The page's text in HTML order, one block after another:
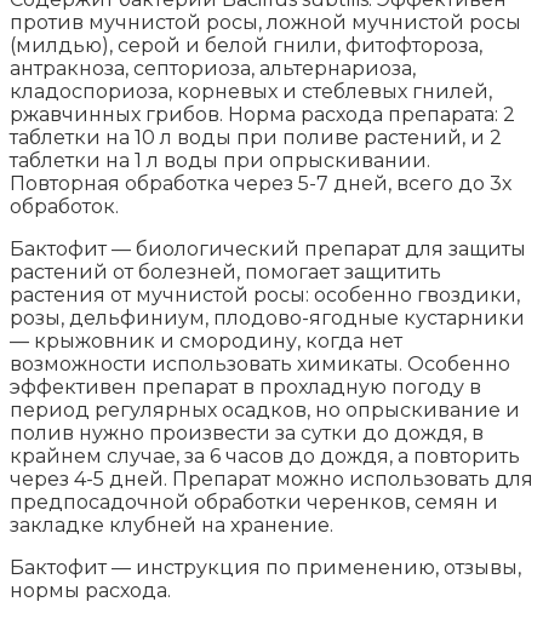
против мучнистой росы, ложной мучнистой росы
(милдью), серой и белой гнили, фитофтороза,
антракноза, септориоза, альтернариоза,
кладоспориоза, корневых и стеблевых гнилей,
ржавчинных грибов. Норма расхода препарата: 2
таблетки на 10 л воды при поливе растений, и 2
таблетки на 1 л воды при опрыскивании.
Повторная обработка через 5-7 дней, всего до 3х
обработок.
Бактофит — биологический препарат для защиты
растений от болезней, помогает защитить
растения от мучнистой росы: особенно гвоздики,
розы, дельфиниум, плодово-ягодные кустарники
— крыжовник и смородину, когда нет
возможности использовать химикаты. Особенно
эффективен препарат в прохладную погоду в
период регулярных осадков, но опрыскивание и
полив нужно произвести за сутки до дождя, в
крайнем случае, за 6 часов до дождя, а повторить
через 4-5 дней. Препарат можно использовать для
предпосадочной обработки черенков, семян и
закладке клубней на хранение.
Бактофит — инструкция по применению, отзывы,
нормы расхода.